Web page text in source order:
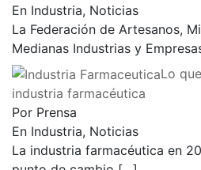
En Industria, Noticias
La Federación de Artesanos,
Medianas Industrias y
Lo
industria farmacéutica
Por Prensa
En Industria, Noticias
La industria farmacéutica en